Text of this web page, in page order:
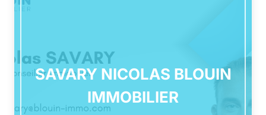
SAVARY NICOLAS BLOUIN
IMMOBILIER